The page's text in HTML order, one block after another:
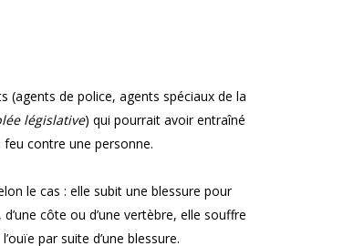
(agents de police, agents spéciaux de la
législative) qui pourrait avoir entraîné
feu contre une personne.
le cas : elle subit une blessure pour
côte ou d’une vertèbre, elle souffre
par suite d’une blessure.